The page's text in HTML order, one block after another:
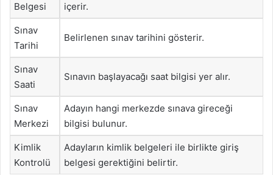
Belgesi
içerir.
Sınav
Tarihi
Belirlenen sınav tarihini gösterir.
Sınav
Saati
Sınavın başlayacağı saat bilgisi yer alır.
Sınav
Merkezi
Adayın hangi merkezde sınava gireceği
bilgisi bulunur.
Kimlik
Kontrolü
Adayların kimlik belgeleri ile birlikte giriş
belgesi gerektiğini belirtir.